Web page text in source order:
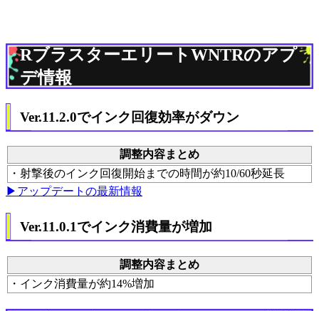
RブラスターエリートWNTRのアプ
デ情報
Ver.11.2.0でインク回復効率がダウン
調整内容まとめ
・射撃後のインク回復開始までの時間が約10/60秒延長
▶アップデートの最新情報
Ver.11.0.1でインク消費量が増加
調整内容まとめ
・インク消費量が約14%増加